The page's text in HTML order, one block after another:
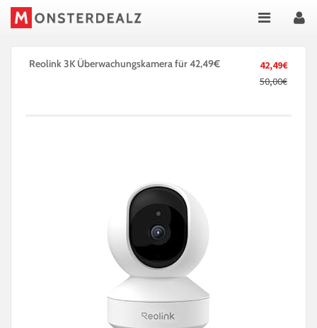
42,49€
50,00€
Reolink 3K Überwachungskamera für 42,49€